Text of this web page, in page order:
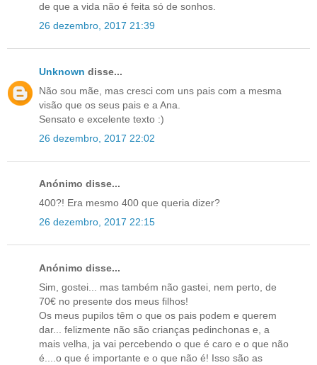
de que a vida não é feita só de sonhos.
26 dezembro, 2017 21:39
Unknown disse...
Não sou mãe, mas cresci com uns pais com a mesma
visão que os seus pais e a Ana.
Sensato e excelente texto :)
26 dezembro, 2017 22:02
Anónimo disse...
400?! Era mesmo 400 que queria dizer?
26 dezembro, 2017 22:15
Anónimo disse...
Sim, gostei... mas também não gastei, nem perto, de
70€ no presente dos meus filhos!
Os meus pupilos têm o que os pais podem e querem
dar... felizmente não são crianças pedinchonas e, a
mais velha, ja vai percebendo o que é caro e o que não
é....o que é importante e o que não é! Isso são as